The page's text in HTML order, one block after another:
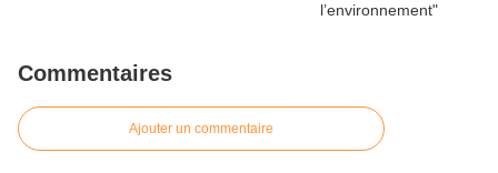
Commentaires
Ajouter un commentaire